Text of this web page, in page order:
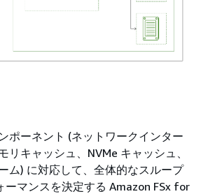
ポーネント (ネットワークインター
リキャッシュ、NVMe キャッシュ、
ム) に対応して、全体的なスループ
ーマンスを決定する Amazon FSx for